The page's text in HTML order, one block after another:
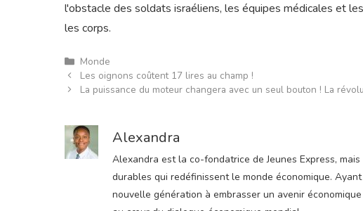
l'obstacle des soldats israéliens, les équipes médicales et
les corps.
Catégories
Monde
Les oignons coûtent 17 lires au champ !
La puissance du moteur changera avec un seul bouton ! La
Alexandra
Alexandra est la co-fondatrice de Jeunes Express,
durables qui redéfinissent le monde économique.
nouvelle génération à embrasser un avenir